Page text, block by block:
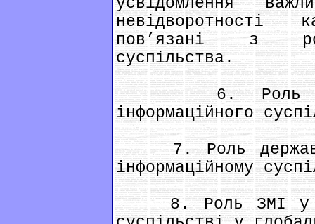
невідворотності
пов’язані з
суспільства.
6. Роль мас-
інформаційного
7. Роль держави
інформаційному
8. Роль ЗМІ у